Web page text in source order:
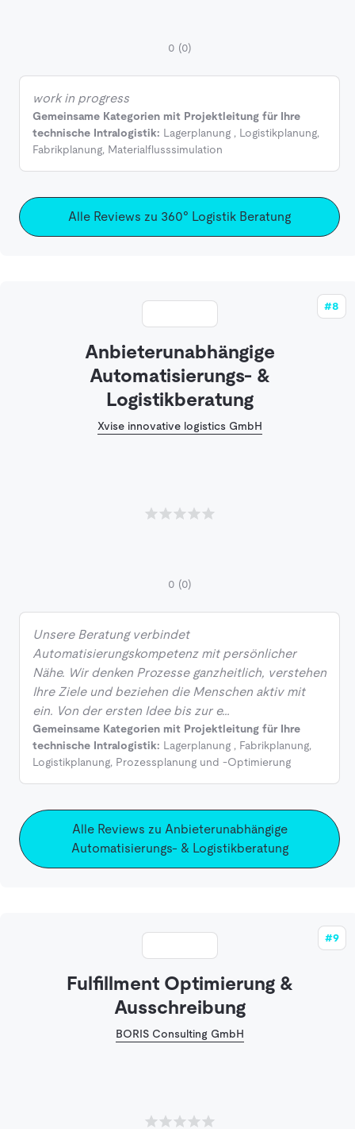
0 (0)
work in progress
Gemeinsame Kategorien mit Projektleitung für Ihre
technische Intralogistik: Lagerplanung , Logistikplanung,
Fabrikplanung, Materialflusssimulation
Alle Reviews zu 360° Logistik Beratung
#8
Anbieterunabhängige
Automatisierungs- &
Logistikberatung
Xvise innovative logistics GmbH
0 (0)
Unsere Beratung verbindet
Automatisierungskompetenz mit persönlicher
Nähe. Wir denken Prozesse ganzheitlich, verstehen
Ihre Ziele und beziehen die Menschen aktiv mit
ein. Von der ersten Idee bis zur e…
Gemeinsame Kategorien mit Projektleitung für Ihre
technische Intralogistik: Lagerplanung , Fabrikplanung,
Logistikplanung, Prozessplanung und -Optimierung
Alle Reviews zu Anbieterunabhängige
Automatisierungs- & Logistikberatung
#9
Fulfillment Optimierung &
Ausschreibung
BORIS Consulting GmbH